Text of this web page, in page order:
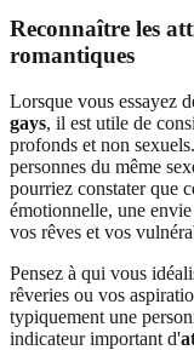
Reconnaître les
romantiques
Lorsque vous essayez
gays, il est utile de
profonds et non
personnes du même
pourriez constater que
émotionnelle, une
vos rêves et vos
Pensez à qui vous
rêveries ou vos
typiquement une
indicateur important d'